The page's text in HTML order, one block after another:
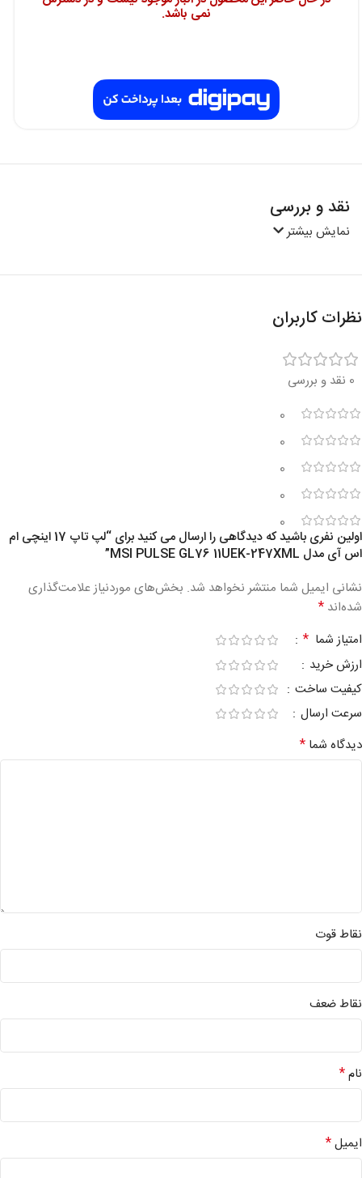
نمی باشد.
نقد و بررسی
نمایش بیشتر
نظرات کاربران
0 نقد و بررسی
0
0
0
0
0
اولین نفری باشید که دیدگاهی را ارسال می کنید برای “لپ تاپ 17 اینچی ام
اس آی مدل MSI PULSE GL76 11UEK-247XML”
نشانی ایمیل شما منتشر نخواهد شد. بخش‌های موردنیاز علامت‌گذاری
شده‌اند *
امتیاز شما *
ارزش خرید
کیفیت ساخت
سرعت ارسال
دیدگاه شما *
نقاط قوت
نقاط ضعف
نام*
ایمیل*